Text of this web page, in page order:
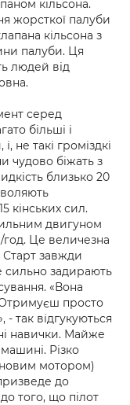
кільсона.
жорсткої палуби
кільсона з
палуби. Ця
людей від
серед
більші і
не такі громіздкі
чудово біжать з
близько 20
кінських сил.
двигуном
год. Це величезна
Старт завжди
сильно задирають
«Вона
просто
- так відгукуються
навички. Майже
Різко
мотором)
до
того, що пілот